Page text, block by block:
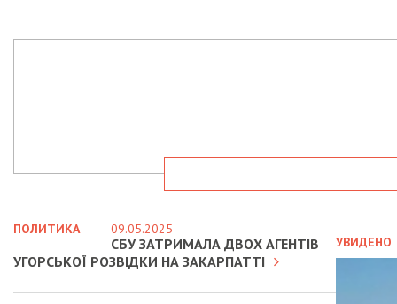
УВИДЕНО
ПОЛИТИКА 09.05.2025
СБУ ЗАТРИМАЛА ДВОХ АГЕНТІВ
УГОРСЬКОЇ РОЗВІДКИ НА ЗАКАРПАТТІ